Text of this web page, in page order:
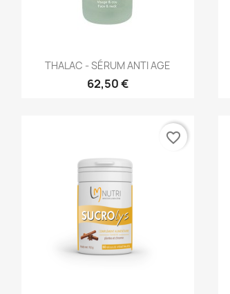
Aperçu rapide
THALAC - SÉRUM ANTI AGE
62,50 €
favorite_border